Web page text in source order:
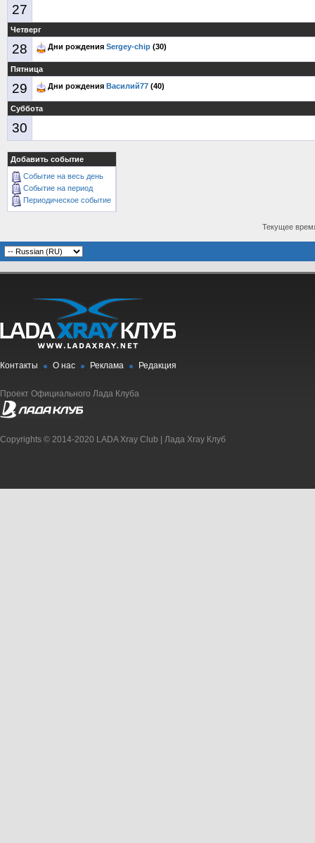
27
Четверг
28 Дни рождения Sergey-chip (30)
Пятница
29 Дни рождения Василий77 (40)
Суббота
30
Добавить событие
Событие на весь день
Событие на период
Периодическое событие
Текущее
Контакты О нас Реклама Редакция
Проект Официального Лада Клуба
Copyrights © 2014-2020 LADA Xray Club | Лада Xray Клуб